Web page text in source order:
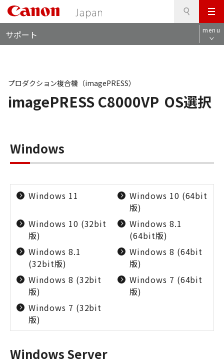
メ
ニ
ュ
サポート menu
imagePRESS C8000VP OS選択
プロダクション複合機（imagePRESS）
Windows
Windows 11
Windows 10 (64bit
版)
Windows 10 (32bit
版)
Windows 8.1
(64bit版)
Windows 8.1
(32bit版)
Windows 8 (64bit
版)
Windows 8 (32bit
版)
Windows 7 (64bit
版)
Windows 7 (32bit
版)
Windows Server